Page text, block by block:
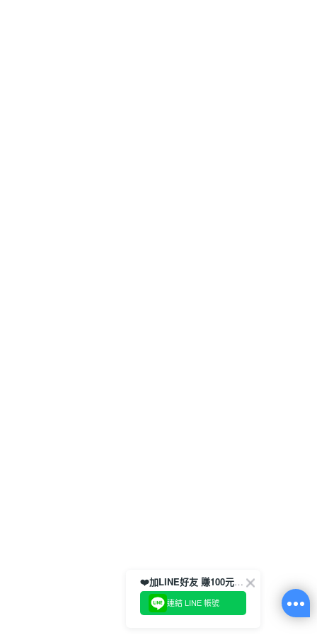
❤️加LINE好友 賺100元券！
連結 LINE 帳號